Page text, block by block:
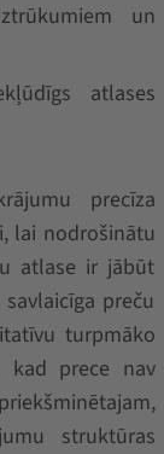
un
atlases
precīza
lai nodrošinātu
atlase ir jābūt
preču
turpmāko
kad prece nav
struktūras